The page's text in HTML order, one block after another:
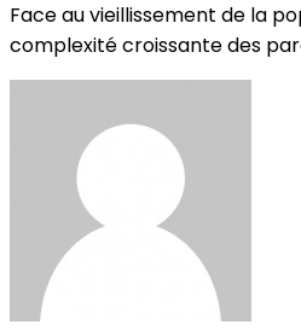
Face au vieillissement de la
complexité croissante des